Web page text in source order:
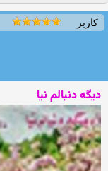
کاربر
دیگه دنبالم نیا